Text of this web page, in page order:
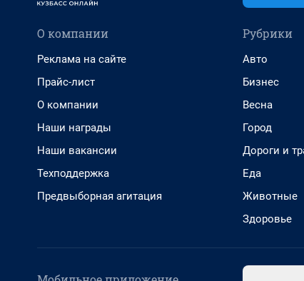
О компании
Реклама на сайте
Прайс-лист
О компании
Наши награды
Наши вакансии
Техподдержка
Предвыборная агитация
Рубрики
Авто
Бизнес
Весна
Город
Дороги и
Еда
Животные
Здоровье